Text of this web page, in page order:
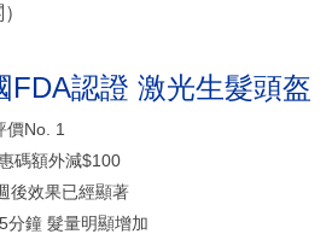
FDA認證 激光生髮頭盔
價No. 1
碼額外減$100
後效果已經顯著
分鐘 髮量明顯增加